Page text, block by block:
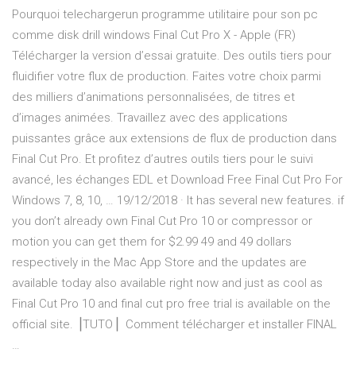
Pourquoi telechargerun programme utilitaire pour son pc
comme disk drill windows Final Cut Pro X - Apple (FR)
Télécharger la version d’essai gratuite. Des outils tiers pour
fluidifier votre flux de production. Faites votre choix parmi
des milliers d’animations personnalisées, de titres et
d’images animées. Travaillez avec des applications
puissantes grâce aux extensions de flux de production dans
Final Cut Pro. Et profitez d’autres outils tiers pour le suivi
avancé, les échanges EDL et Download Free Final Cut Pro For
Windows 7, 8, 10, … 19/12/2018 · It has several new features. if
you don’t already own Final Cut Pro 10 or compressor or
motion you can get them for $2.99 49 and 49 dollars
respectively in the Mac App Store and the updates are
available today also available right now and just as cool as
Final Cut Pro 10 and final cut pro free trial is available on the
official site. ⎟TUTO⎟ ︎ Comment télécharger et installer FINAL
…